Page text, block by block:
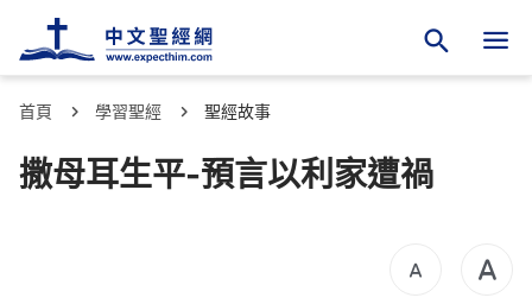
首頁 學習聖經 聖經故事
撒母耳生平-預言以利家遭禍